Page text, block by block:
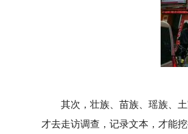
其次，壮族、苗族、瑶族、土
才去走访调查，记录文本，才能